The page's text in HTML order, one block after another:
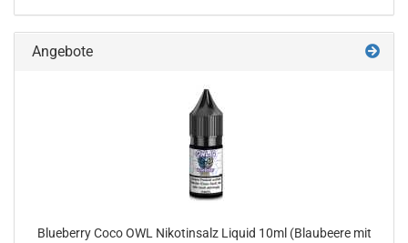
Angebote
Blueberry Coco OWL Nikotinsalz Liquid 10ml (Blaubeere mit